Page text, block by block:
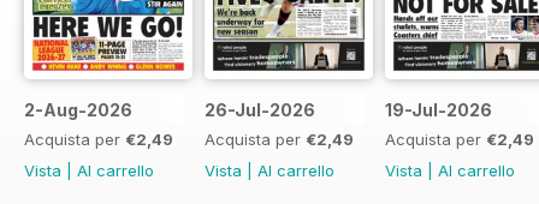
2-Aug-2026
Acquista per €2,49
Vista
Al carrello
26-Jul-2026
Acquista per €2,49
Vista
Al carrello
19-Jul-2026
Acquista per €2,49
Vista
Al carrello